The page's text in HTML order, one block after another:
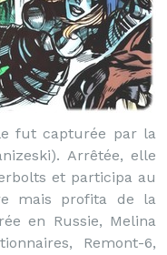
fut capturée par la
Arrêtée, elle
et participa au
mais profita de la
en Russie, Melina
Remont-6,